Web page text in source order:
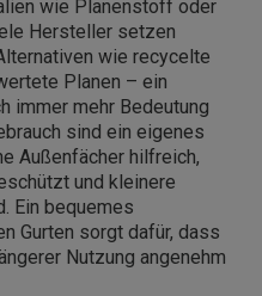
wie Planenstoff oder
Hersteller setzen
wie recycelte
Planen – ein
immer mehr Bedeutung
sind ein eigenes
Außenfächer hilfreich,
und kleinere
Ein bequemes
Gurten sorgt dafür, dass
Nutzung angenehm